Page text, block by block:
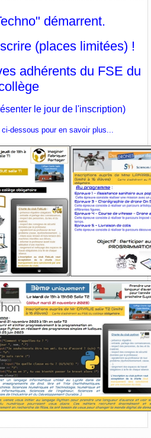
démarrent.
(places limitées) !
adhérents du FSE du
le jour de l'inscription)
dessous pour en savoir plus...